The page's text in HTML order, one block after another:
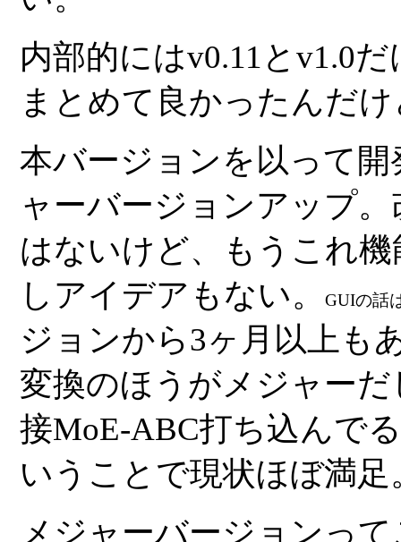
内部的にはv0.11とv1.0
まとめて良かったんだ
本バージョンを以って
ャーバージョンアップ
はないけど、もうこれ
しアイデアもない。GUIの話
ジョンから3ヶ月以上も
変換のほうがメジャー
接MoE-ABC打ち込んで
いうことで現状ほぼ満足
メジャーバージョンっ